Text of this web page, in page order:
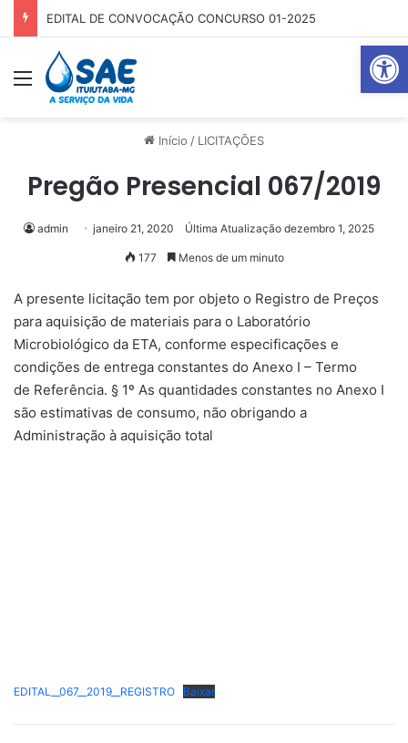
Abrir
EDITAL DE CONVOCAÇÃO CONCURSO 01-2025
Menu
Início / LICITAÇÕES
Pregão Presencial 067/2019
admin janeiro 21, 2020 Última Atualização dezembro 1, 2025
177 Menos de um minuto
A presente licitação tem por objeto o Registro de Preços
para aquisição de materiais para o Laboratório
Microbiológico da ETA, conforme especificações e
condições de entrega constantes do Anexo I – Termo
de Referência. § 1º As quantidades constantes no Anexo I
são estimativas de consumo, não obrigando a
Administração à aquisição total
EDITAL__067__2019__REGISTRO Baixar